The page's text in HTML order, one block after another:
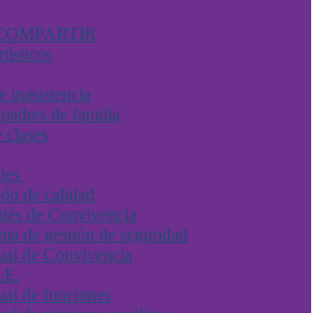
inasistencia
de familia
clases
de calidad
de Convivencia
de gestión de seguridad
de Convivencia
de funciones